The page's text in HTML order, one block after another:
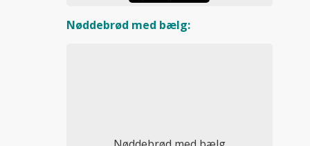
Nøddebrød med bælg: